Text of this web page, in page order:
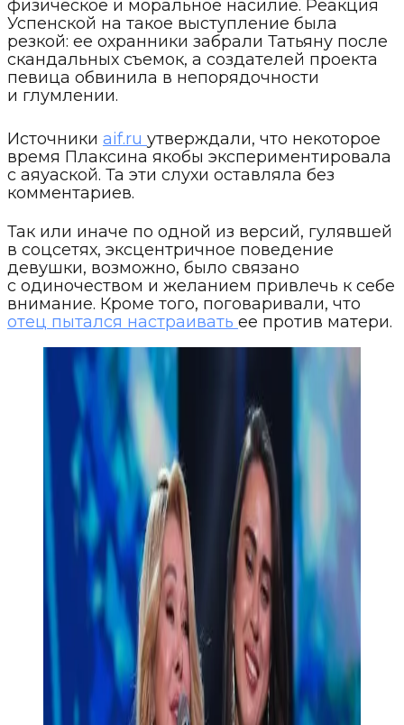
физическое и моральное насилие. Реакция
Успенской на такое выступление была
резкой: ее охранники забрали Татьяну после
скандальных съемок, а создателей проекта
певица обвинила в непорядочности
и глумлении.
Источники aif.ru утверждали, что некоторое
время Плаксина якобы экспериментировала
с аяуаской. Та эти слухи оставляла без
комментариев.
Так или иначе по одной из версий, гулявшей
в соцсетях, эксцентричное поведение
девушки, возможно, было связано
с одиночеством и желанием привлечь к себе
внимание. Кроме того, поговаривали, что
отец пытался настраивать ее против матери.